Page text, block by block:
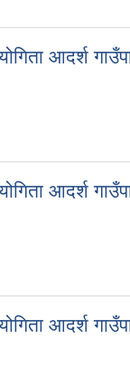
आदर्श
आदर्श
आदर्श